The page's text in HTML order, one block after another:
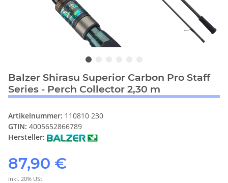
Balzer Shirasu Superior Carbon Pro Staff
Series - Perch Collector 2,30 m
Artikelnummer: 110810 230
GTIN: 4005652866789
Hersteller:
87,90 €
inkl. 20% USt.